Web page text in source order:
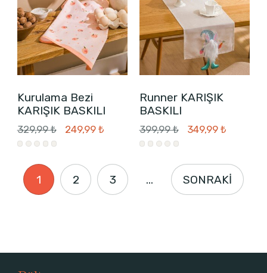
Kurulama Bezi
KARIŞIK BASKILI
329,99 ₺ 249,99 ₺
Runner KARIŞIK
BASKILI
399,99 ₺ 349,99 ₺
1 2 3 ... SONRAKİ